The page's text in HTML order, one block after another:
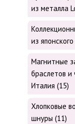
из металла
из
Магнитные
браслетов и
Италия (15)
Хлопковые
шнуры (11)